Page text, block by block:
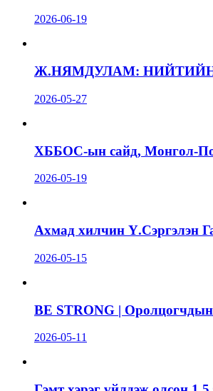
2026-06-19
Ж.НЯМДУЛАМ:
2026-05-27
ХББОС-ын сайд, Монгол-
2026-05-19
Ахмад хилчин Ү.Сэргэлэн
2026-05-15
BE STRONG |
2026-05-11